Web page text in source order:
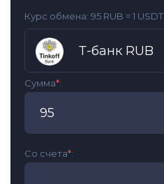
Курс обмена: 95 RUB = 1 USDT
Т-банк RUB
Сумма*:
Со счета*: